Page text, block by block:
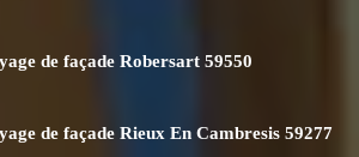
de façade Robersart 59550
de façade Rieux En Cambresis 59277